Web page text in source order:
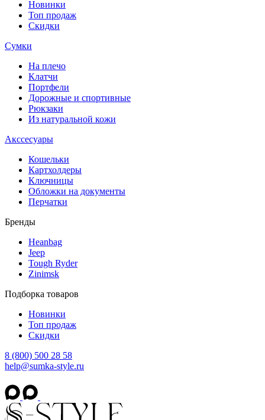
Новинки
Топ продаж
Скидки
Сумки
На плечо
Клатчи
Портфели
Дорожные и спортивные
Рюкзаки
Из натуральной кожи
Акссесуары
Кошельки
Картхолдеры
Ключницы
Обложки на документы
Перчатки
Бренды
Heanbag
Jeep
Tough Ryder
Zinimsk
Подборка товаров
Новинки
Топ продаж
Скидки
8 (800) 500 28 58
help@sumka-style.ru